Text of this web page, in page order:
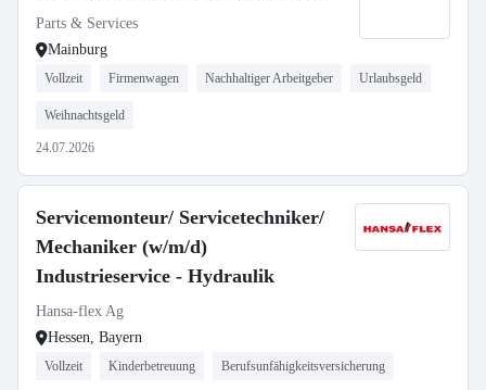
WIESBADEN
Parts & Services
Mainburg
Vollzeit Firmenwagen Nachhaltiger Arbeitgeber Urlaubsgeld
Weihnachtsgeld
24.07.2026
Servicemonteur/ Servicetechniker/
Mechaniker (w/m/d)
Industrieservice - Hydraulik
Hansa-flex Ag
Hessen, Bayern
Vollzeit Kinderbetreuung Berufsunfähigkeitsversicherung